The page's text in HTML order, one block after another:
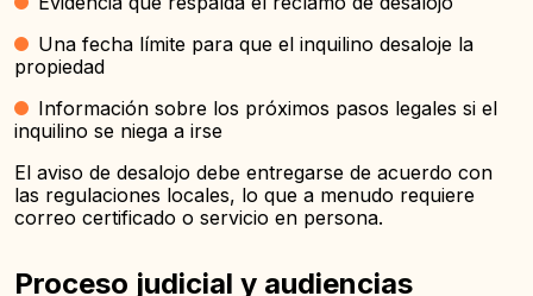
Una fecha límite para que el inquilino desaloje la
propiedad
Información sobre los próximos pasos legales si el
inquilino se niega a irse
El aviso de desalojo debe entregarse de acuerdo con
las regulaciones locales, lo que a menudo requiere
correo certificado o servicio en persona.
Proceso judicial y audiencias